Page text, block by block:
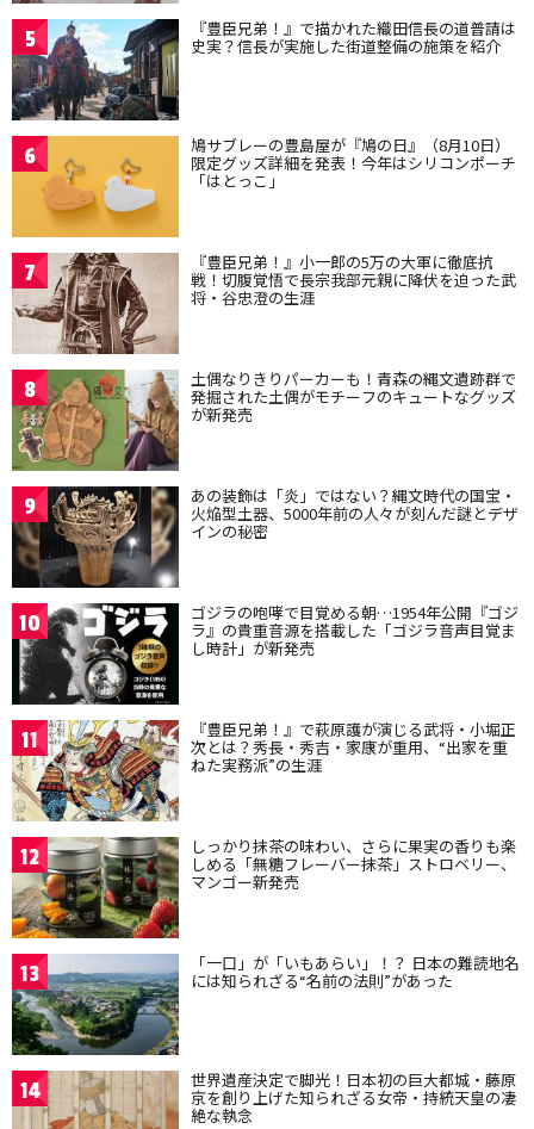
5 『豊臣兄弟！』で描かれた織田信長の道普請は
史実？信長が実施した街道整備の施策を紹介
6 鳩サブレーの豊島屋が『鳩の日』（8月10日）
限定グッズ詳細を発表！今年はシリコンポーチ
「はとっこ」
7 『豊臣兄弟！』小一郎の5万の大軍に徹底抗
戦！切腹覚悟で長宗我部元親に降伏を迫った武
将・谷忠澄の生涯
8 土偶なりきりパーカーも！青森の縄文遺跡群で
発掘された土偶がモチーフのキュートなグッズ
が新発売
9 あの装飾は「炎」ではない？縄文時代の国宝・
火焔型土器、5000年前の人々が刻んだ謎とデザ
インの秘密
10 ゴジラの咆哮で目覚める朝…1954年公開『ゴジ
ラ』の貴重音源を搭載した「ゴジラ音声目覚ま
し時計」が新発売
11 『豊臣兄弟！』で萩原護が演じる武将・小堀正
次とは？秀長・秀吉・家康が重用、“出家を重
ねた実務派”の生涯
12 しっかり抹茶の味わい、さらに果実の香りも楽
しめる「無糖フレーバー抹茶」ストロベリー、
マンゴー新発売
13 「一口」が「いもあらい」！？ 日本の難読地名
には知られざる“名前の法則”があった
14 世界遺産決定で脚光！日本初の巨大都城・藤原
京を創り上げた知られざる女帝・持統天皇の凄
絶な執念